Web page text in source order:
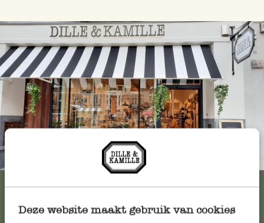
Deze website maakt gebruik van cookies
Immer in der Nähe